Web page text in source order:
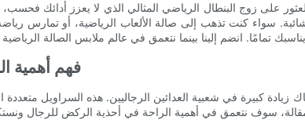
على زوج البنطال الرياضي المثالي الذي لا يعزز أدائك
سواء كنت تذهب إلى صالة الألعاب الرياضية، أو تمارس
فهم أهمية
زيادة كبيرة في شعبية العدائين الرجاليين. هذه السراويل